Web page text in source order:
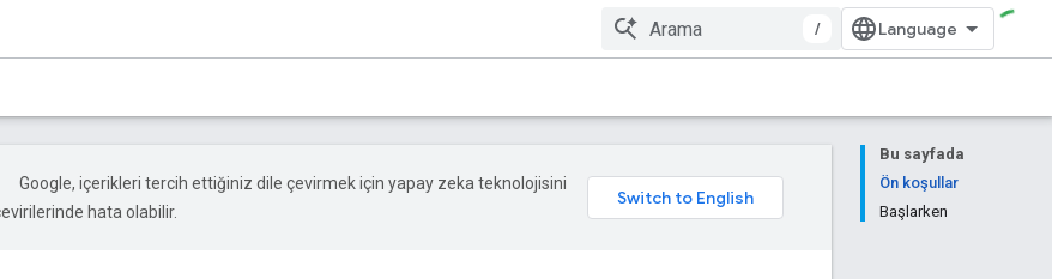
/
Bu sayfada
Ön koşullar
Başlarken
Google, içerikleri tercih ettiğiniz dile çevirmek için yapay zeka teknolojisini
hata olabilir.